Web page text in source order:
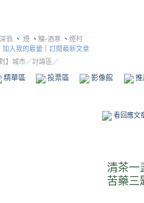
深翁 、 煙 、 觴-酒寒 、 煙村
加入我的最愛
訂閱最新文章
】城市／討論區／
精華區 投票區 影像館
看回應文
清茶一
苦藥三